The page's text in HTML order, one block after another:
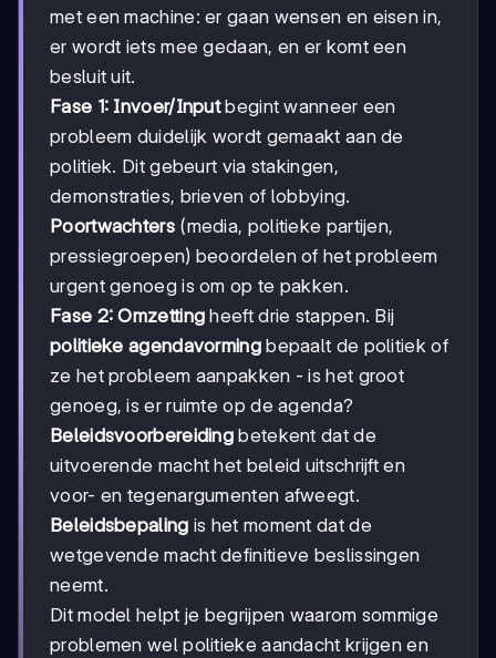
met een machine: er gaan wensen en eisen in,
er wordt iets mee gedaan, en er komt een
besluit uit.
Fase 1: Invoer/Inputbegint wanneer een
probleem duidelijk wordt gemaakt aan de
politiek. Dit gebeurt via stakingen,
demonstraties, brieven of lobbying.
Poortwachters(media, politieke partijen,
pressiegroepen) beoordelen of het probleem
urgent genoeg is om op te pakken.
Fase 2: Omzetting heeft drie stappen. Bij
politieke agendavormingbepaalt de politiek of
ze het probleem aanpakken - is het groot
genoeg, is er ruimte op de agenda?
Beleidsvoorbereiding betekent dat de
uitvoerende macht het beleid uitschrijft en
voor- en tegenargumenten afweegt.
Beleidsbepaling is het moment dat de
wetgevende macht definitieve beslissingen
neemt.
Dit model helpt je begrijpen waarom sommige
problemen wel politieke aandacht krijgen en